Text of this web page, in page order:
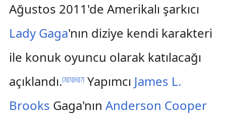
Ağustos 2011'de Amerikalı şarkıcı
Lady Gaga'nın diziye kendi karakteri
ile konuk oyuncu olarak katılacağı
açıklandı.[3][5][6][7]Yapımcı James L.
Brooks Gaga'nın Anderson Cooper